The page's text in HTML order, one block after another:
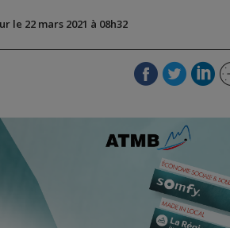
le 22 mars 2021 à 08h32